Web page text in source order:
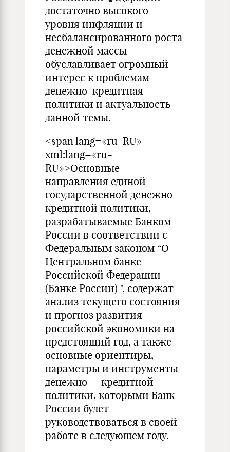
достаточно высокого
уровня инфляции и
несбалансированного роста
денежной массы
обуславливает огромный
интерес к проблемам
денежно-кредитная
политики и актуальность
данной темы.
<span lang=«ru-RU»
xml:lang=«ru-
RU»>Основные
направления единой
государственной денежно
кредитной политики,
разрабатываемые Банком
России в соответствии с
Федеральным законом “О
Центральном банке
Российской Федерации
(Банке России) ", содержат
анализ текущего состояния
и прогноз развития
российской экономики на
предстоящий год, а также
основные ориентиры,
параметры и инструменты
денежно — кредитной
политики, которыми Банк
России будет
руководствоваться в своей
работе в следующем году.